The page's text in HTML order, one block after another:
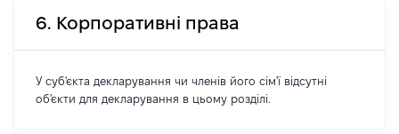
6. Корпоративні права
У суб'єкта декларування чи членів його сім'ї відсутні
об'єкти для декларування в цьому розділі.